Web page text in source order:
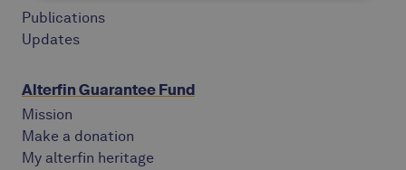
Publications
Updates
Alterfin Guarantee Fund
Mission
Make a donation
My alterfin heritage